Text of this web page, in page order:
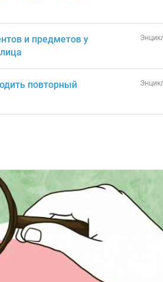
и предметов у
повторный